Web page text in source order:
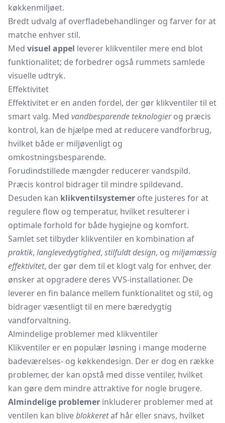
køkkenmiljøet.
Bredt udvalg af overfladebehandlinger og farver for at
matche enhver stil.
Med visuel appel leverer klikventiler mere end blot
funktionalitet; de forbedrer også rummets samlede
visuelle udtryk.
Effektivitet
Effektivitet er en anden fordel, der gør klikventiler til et
smart valg. Med vandbesparende teknologierog præcis
kontrol, kan de hjælpe med at reducere vandforbrug,
hvilket både er miljøvenligt og
omkostningsbesparende.
Forudindstillede mængder reducerer vandspild.
Præcis kontrol bidrager til mindre spildevand.
Desuden kan klikventilsystemer ofte justeres for at
regulere flow og temperatur, hvilket resulterer i
optimale forhold for både hygiejne og komfort.
Samlet set tilbyder klikventiler en kombination af
praktik, langlevedygtighed, stilfuldt design, og miljømæssig
effektivitet, der gør dem til et klogt valg for enhver, der
ønsker at opgradere deres VVS-installationer. De
leverer en fin balance mellem funktionalitet og stil, og
bidrager væsentligt til en mere bæredygtig
vandforvaltning.
Almindelige problemer med klikventiler
Klikventiler er en populær løsning i mange moderne
badeværelses- og køkkendesign. Der er dog en række
problemer, der kan opstå med disse ventiler, hvilket
kan gøre dem mindre attraktive for nogle brugere.
Almindelige problemer inkluderer problemer med at
ventilen kan bliveblokkeretaf hår eller snavs, hvilket